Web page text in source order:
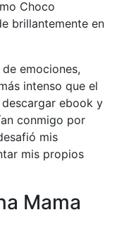
Choco
brillantemente en
emociones,
intenso que el
ebook y
conmigo por
mis
mis propios
Mama